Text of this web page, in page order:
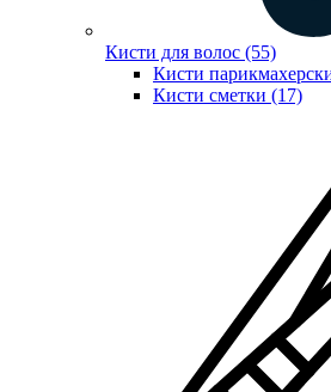
Кисти для волос (55)
Кисти
Кисти сметки (17)